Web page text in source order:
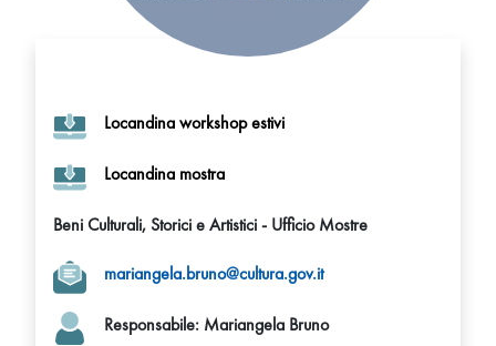
Locandina workshop estivi
Locandina mostra
Beni Culturali, Storici e Artistici - Ufficio Mostre
mariangela.bruno@cultura.gov.it
Responsabile: Mariangela Bruno